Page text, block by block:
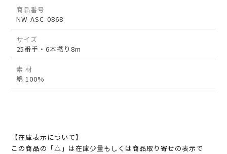
商品番号
NW-ASC-0868
サイズ
25番手・6本撚り8m
素 材
綿 100%
【在庫表示について】
この商品の「△」は在庫少量もしくは商品取り寄せの表示で